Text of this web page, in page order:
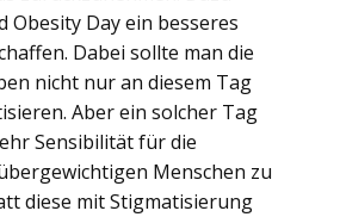
Obesity Day ein besseres
Dabei sollte man die
nicht nur an diesem Tag
Aber ein solcher Tag
Sensibilität für die
Menschen zu
diese mit Stigmatisierung